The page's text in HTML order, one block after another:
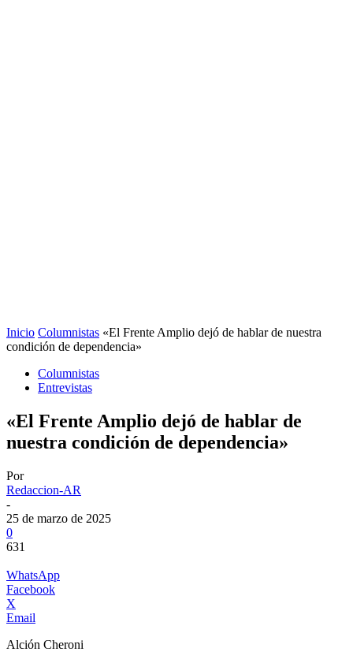
Inicio Columnistas «El Frente Amplio dejó de hablar de nuestra
condición de dependencia»
Columnistas
Entrevistas
«El Frente Amplio dejó de hablar de
nuestra condición de dependencia»
Por
Redaccion-AR
-
25 de marzo de 2025
0
631
WhatsApp
Facebook
X
Email
Alción Cheroni